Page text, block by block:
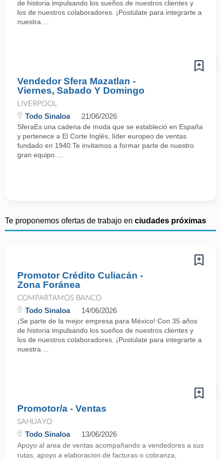
de historia impulsando los sueños de nuestros clientes y
los de nuestros colaboradores. ¡Postúlate para integrarte a
nuestra ...
Vendedor Sfera Mazatlan -
Viernes, Sabado Y Domingo
LIVERPOOL
Todo Sinaloa 21/06/2026
SferaEs una cadena de moda que se estableció en España
y pertenece a El Corte Inglés, líder europeo de ventas
fundado en 1940.Te invitamos a formar parte de nuestro
gran equipo ...
Te proponemos ofertas de trabajo en ciudades próximas
Promotor Crédito Culiacán -
Zona Foránea
COMPARTAMOS BANCO
Todo Sinaloa 14/06/2026
¡Se parte de la mejor empresa para México! Con 35 años
de historia impulsando los sueños de nuestros clientes y
los de nuestros colaboradores. ¡Postúlate para integrarte a
nuestra ...
Promotor/a - Ventas
SAHUAYO
Todo Sinaloa 13/06/2026
Apoyo al area de ventas acompañando a vendedores a sus
rutas, apoyo a elaboracion de facturas o cobranza,